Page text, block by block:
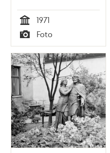
Tid
1971
Typ
Foto